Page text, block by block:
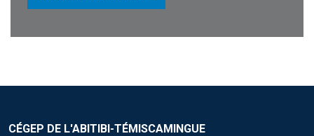
CÉGEP DE L'ABITIBI-TÉMISCAMINGUE